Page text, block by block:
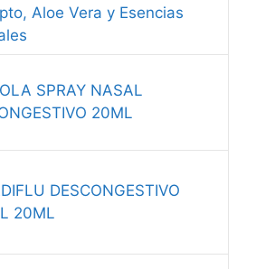
Aloe Vera y Esencias
SPRAY NASAL
20ML
DESCONGESTIVO
20ML